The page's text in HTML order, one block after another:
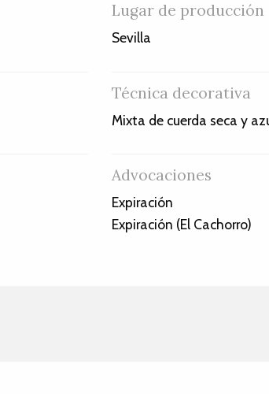
Lugar de producción
Sevilla
Técnica decorativa
Mixta de cuerda seca y
Advocaciones
Expiración
Expiración (El Cachorro)